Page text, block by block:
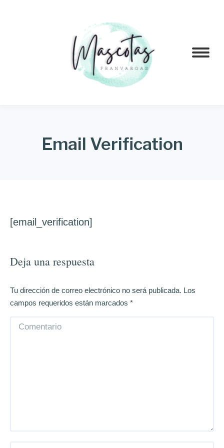
Email Verification
[email_verification]
Deja una respuesta
Tu dirección de correo electrónico no será publicada. Los
campos requeridos están marcados *
Comentario